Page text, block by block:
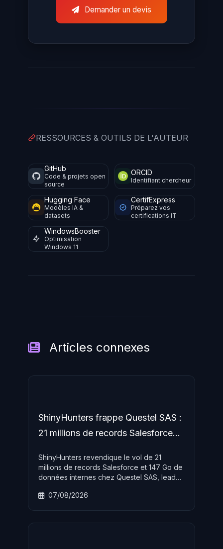
Demander un devis
RESSOURCES & OUTILS DE L'AUTEUR
GitHub
Code & projets open
source
ORCID
Identifiant chercheur
Hugging Face
Modèles IA &
datasets
CertifExpress
Préparez vos
certifications IT
WindowsBooster
Optimisation
Windows 11
Articles connexes
ShinyHunters frappe Questel SAS :
21 millions de records Salesforce
ShinyHunters revendique le vol de 21
millions de records Salesforce et 147 Go de
données internes chez Questel SAS, leader
L'attaque s'inscrit dans une campagne
07/08/2026